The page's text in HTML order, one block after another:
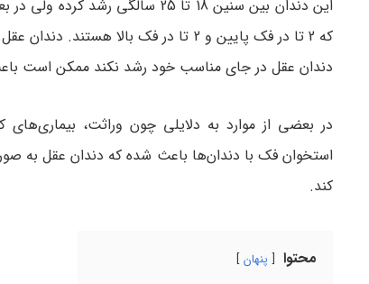
که 2 تا در فک پایین و 2 تا در فک
دندان عقل در جای مناسب خود رشد نکند ممکن است
در بعضی از موارد به دلایلی چون وراثت،
استخوان فک با دندان‌ها باعث شده که دندان عقل به
کند.
محتوا پنهان